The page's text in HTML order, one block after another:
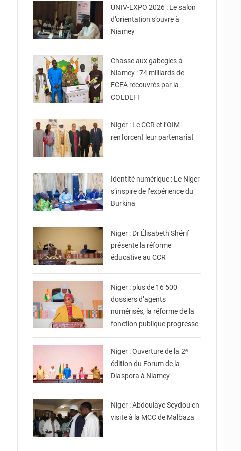
UNIV-EXPO 2026 : Le salon
d’orientation s’ouvre à
Niamey
© CCPRN
Chasse aux gabegies à
Niamey : 74 milliards de
FCFA recouvrés par la
COLDEFF
© Conseil Consultatif de
la Refondation DU Niger
Niger : Le CCR et l’OIM
renforcent leur partenariat
© Ministère Nigérien de
Identité numérique : Le Niger
s’inspire de l’expérience du
Burkina
© Ministère de l’Education
Niger : Dr Élisabeth Shérif
présente la réforme
éducative au CCR
© Ministère de la Fonction
Publique du Travail et de
Niger : plus de 16 500
dossiers d’agents
numérisés, la réforme de la
fonction publique progresse
Niger : Ouverture de la 2ᵉ
édition du Forum de la
Diaspora à Niamey
© Ministère du
Commerce et de
l'Industrie
Niger : Abdoulaye Seydou en
visite à la MCC de Malbaza
© Ministère Nigérien de